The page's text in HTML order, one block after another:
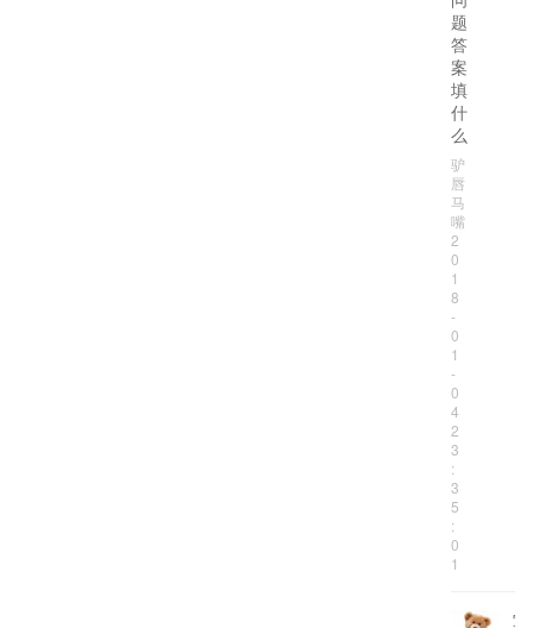
题
答
案
填
什
么
驴
唇
马
嘴
2
0
1
8
-
0
1
-
0
4
2
3
:
3
5
:
0
1
写